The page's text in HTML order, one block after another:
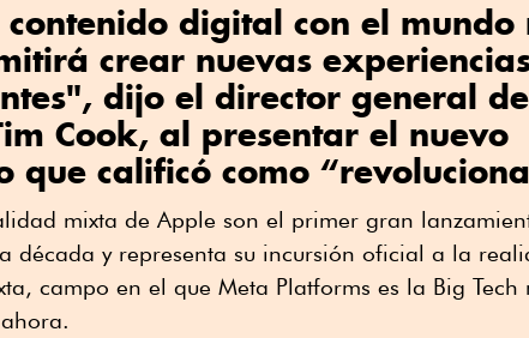
digital con el mundo
crear nuevas
dijo el director general de
Cook, al presentar el nuevo
que calificó como
mixta de Apple son el primer gran
década y representa su incursión oficial a la
campo en el que Meta Platforms es la Big Tech